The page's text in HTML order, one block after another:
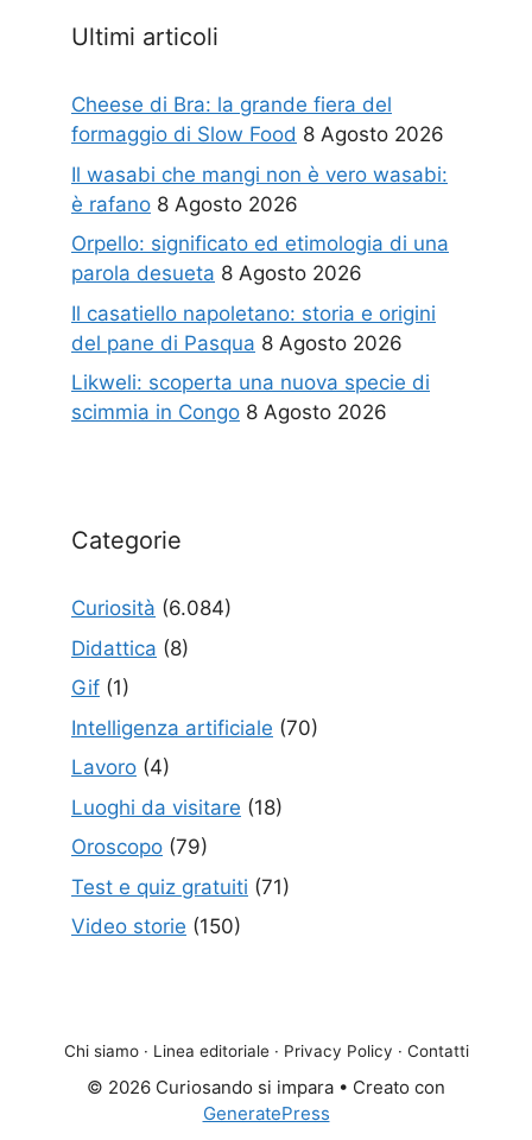
Ultimi articoli
Cheese di Bra: la grande fiera del
formaggio di Slow Food 8 Agosto 2026
Il wasabi che mangi non è vero wasabi:
è rafano 8 Agosto 2026
Orpello: significato ed etimologia di una
parola desueta 8 Agosto 2026
Il casatiello napoletano: storia e origini
del pane di Pasqua 8 Agosto 2026
Likweli: scoperta una nuova specie di
scimmia in Congo 8 Agosto 2026
Categorie
Curiosità (6.084)
Didattica (8)
Gif (1)
Intelligenza artificiale (70)
Lavoro (4)
Luoghi da visitare (18)
Oroscopo (79)
Test e quiz gratuiti (71)
Video storie (150)
Chi siamo · Linea editoriale · Privacy Policy · Contatti
© 2026 Curiosando si impara • Creato con
GeneratePress